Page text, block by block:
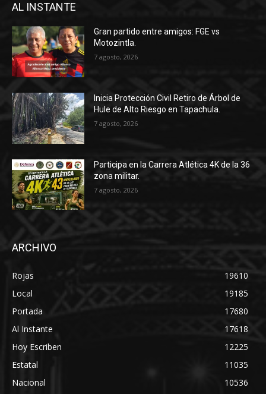
AL INSTANTE
Gran partido entre amigos: FGE vs
Motozintla.
7 agosto, 2026
Inicia Protección Civil Retiro de Árbol de
Hule de Alto Riesgo en Tapachula.
7 agosto, 2026
Participa en la Carrera Atlética 4K de la 36
zona militar.
7 agosto, 2026
ARCHIVO
Rojas
19610
Local
19185
Portada
17680
Al Instante
17618
Hoy Escriben
12225
Estatal
11035
Nacional
10536